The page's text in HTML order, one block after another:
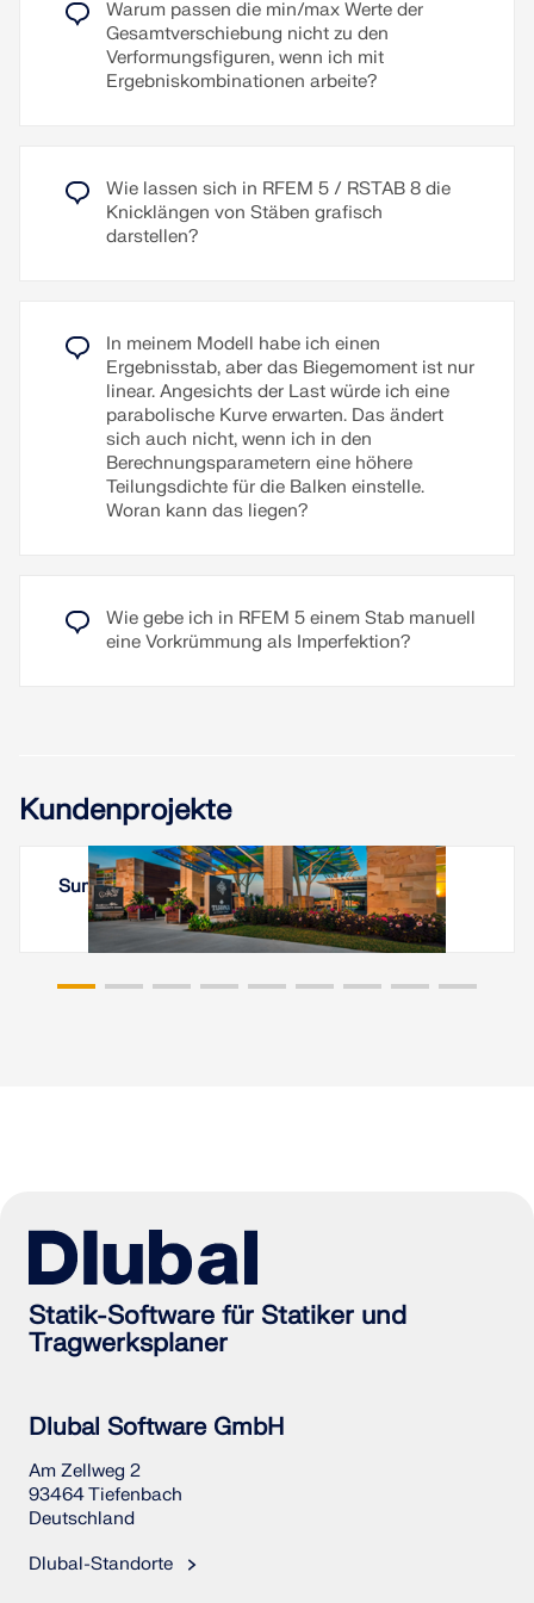
verschiedenen Sprachen erzeugt werden: Deutsch,
Englisch, Französisch, Italienisch, Spanisch,
Russisch, Tschechisch, Polnisch, Ungarisch,
Slowakisch, Portugiesisch und Niederländisch.
importieren. Die Seitennummerierung ist ebenfalls
konfigurierbar, sodass z. B. Präfixe genutzt werden
können. Zudem lässt sich das Protokoll in eine
Weiterlesen
Warum passen die min/max Werte der
Gesamtverschiebung nicht zu den
Verformungsfiguren, wenn ich mit
Ergebniskombinationen arbeite?
Wie lassen sich in RFEM 5 / RSTAB 8 die
Knicklängen von Stäben grafisch
darstellen?
In meinem Modell habe ich einen
Ergebnisstab, aber das Biegemoment ist nur
linear. Angesichts der Last würde ich eine
parabolische Kurve erwarten. Das ändert
sich auch nicht, wenn ich in den
Berechnungsparametern eine höhere
Teilungsdichte für die Balken einstelle.
Woran kann das liegen?
Wie gebe ich in RFEM 5 einem Stab manuell
eine Vorkrümmung als Imperfektion?
Kundenprojekte
Summit Park Pavilion, Ohio, USA
Statik-Software für Statiker und
Tragwerksplaner
Dlubal Software GmbH
Am Zellweg 2
93464 Tiefenbach
Deutschland
Dlubal-Standorte